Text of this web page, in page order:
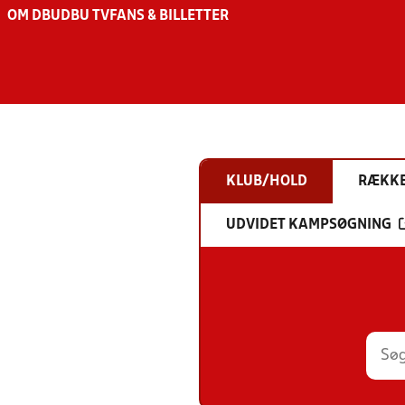
OM DBU DBU TV FANS & BILLETTER
KLUB/HOLD
UDVIDET KAMPSØGNING